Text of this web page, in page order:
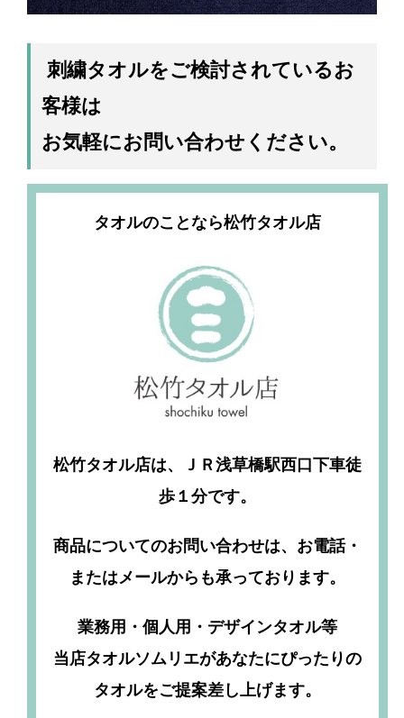
刺繍タオルをご検討されているお
客様は
お気軽にお問い合わせください。
タオルのことなら松竹タオル店
松竹タオル店は、ＪＲ浅草橋駅西口下車徒
歩１分です。
商品についてのお問い合わせは、お電話・
またはメールからも承っております。
業務用・個人用・デザインタオル等
当店タオルソムリエがあなたにぴったりの
タオルをご提案差し上げます。